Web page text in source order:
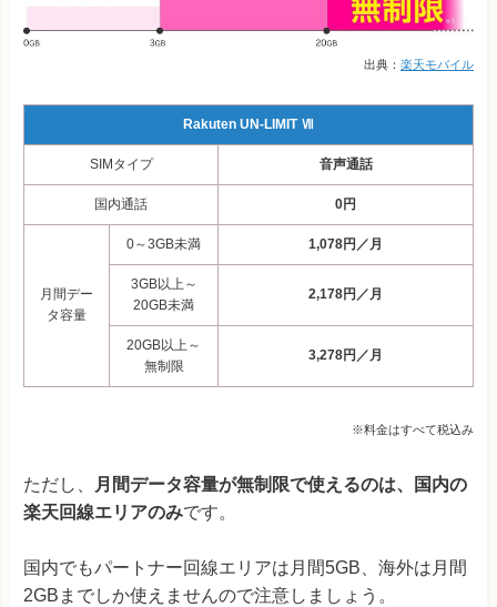
出典： 楽天モバイル
Rakuten UN-LIMIT Ⅶ
SIMタイプ 音声通話
国内通話 0円
月間デー
タ容量
0～3GB未満 1,078円／月
3GB以上～
20GB未満
2,178円／月
20GB以上～
無制限
3,278円／月
※料金はすべて税込み
ただし、
月間データ容量が無制限で使えるのは、国内の
楽天回線エリアのみです。
国内でもパートナー回線エリアは月間5GB、海外は月間
2GBまでしか使えませんので注意しましょう。